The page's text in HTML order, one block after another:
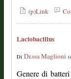
(p)Link
Lactobacillus
Di Dr.ssa Maglioni
Genere di